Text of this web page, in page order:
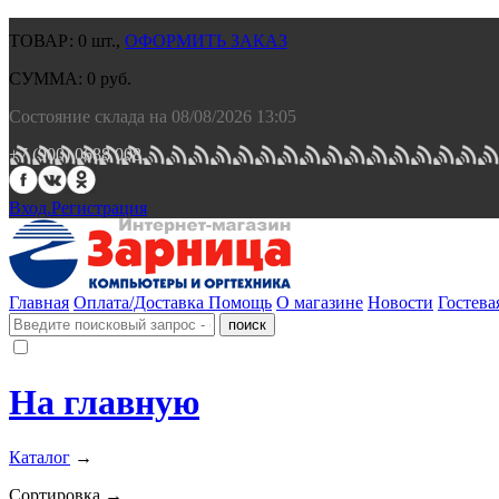
ТОВАР: 0 шт., ОФОРМИТЬ ЗАКАЗ
СУММА: 0 руб.
Состояние склада на 08/08/2026 13:05
+7 (900) 0688 008.
Вход.Регистрация
Главная Оплата/Доставка Помощь О магазине Новости
На главную
Каталог →
Сортировка →